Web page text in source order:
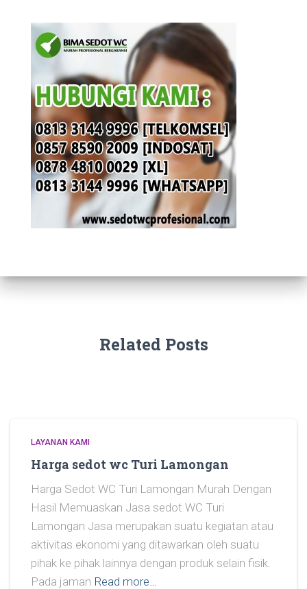
Related Posts
LAYANAN KAMI
Harga sedot wc Turi Lamongan
Harga Sedot WC Turi Lamongan Murah Dengan
Hasil Memuaskan Jasa sedot WC Turi
Lamongan Jasa merupakan suatu kegiatan atau
aktivitas ekonomi yang ditawarkan oleh suatu
pihak ke pihak lainnya dengan produk selain fisik.
Pada jaman Read more…